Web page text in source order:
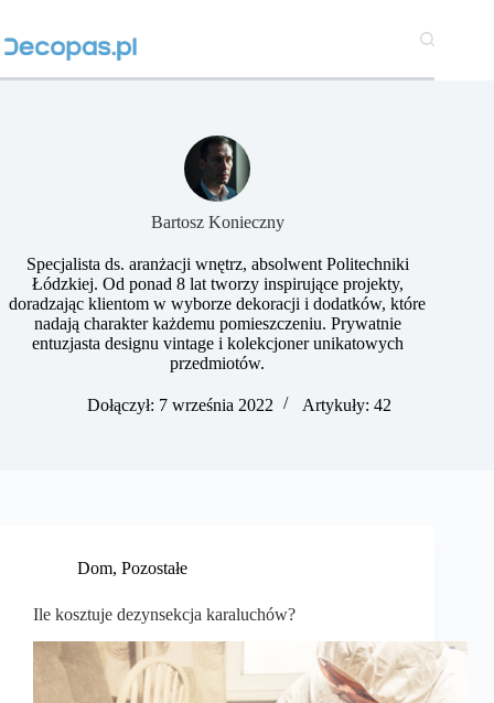
treści
Bartosz Konieczny
Specjalista ds. aranżacji wnętrz, absolwent Politechniki
Łódzkiej. Od ponad 8 lat tworzy inspirujące projekty,
doradzając klientom w wyborze dekoracji i dodatków, które
nadają charakter każdemu pomieszczeniu. Prywatnie
entuzjasta designu vintage i kolekcjoner unikatowych
przedmiotów.
Dołączył: 7 września 2022 Artykuły: 42
Dom, Pozostałe
Ile kosztuje dezynsekcja karaluchów?